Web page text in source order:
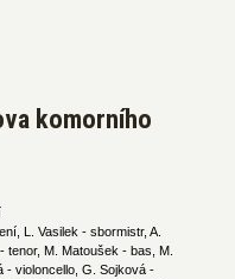
komorního
L. Vasilek - sbormistr, A.
tenor, M. Matoušek - bas, M.
- violoncello, G. Sojková -